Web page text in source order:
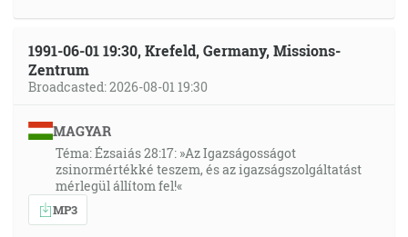
1991-06-01 19:30, Krefeld, Germany, Missions-
Zentrum
Broadcasted: 2026-08-01 19:30
MAGYAR
Téma: Ézsaiás 28:17: »Az Igazságosságot
zsinormértékké teszem, és az igazságszolgáltatást
mérlegül állítom fel!«
MP3